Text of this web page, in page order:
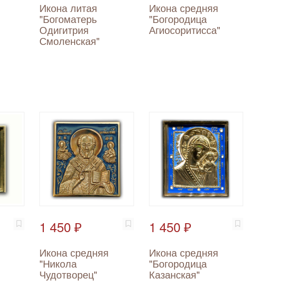
Икона литая
"Богоматерь
Одигитрия
Смоленская"
Икона средняя
"Богородица
Агиосоритисса"
1 450 ₽
Икона средняя
"Никола
Чудотворец"
1 450 ₽
Икона средняя
"Богородица
Казанская"